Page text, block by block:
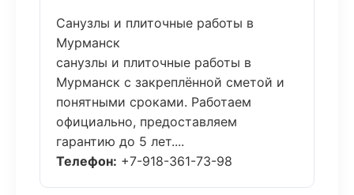
Санузлы и плиточные работы в
Мурманск
санузлы и плиточные работы в
Мурманск с закреплённой сметой и
понятными сроками. Работаем
официально, предоставляем
гарантию до 5 лет....
Телефон: +7-918-361-73-98